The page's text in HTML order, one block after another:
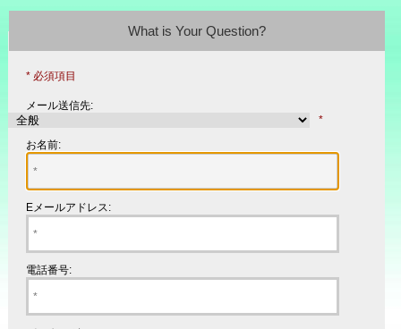
What is Your Question?
* 必須項目
メール送信先:
*
お名前:
Eメールアドレス:
電話番号: